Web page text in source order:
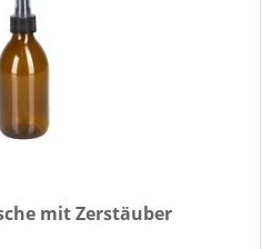
mit Zerstäuber